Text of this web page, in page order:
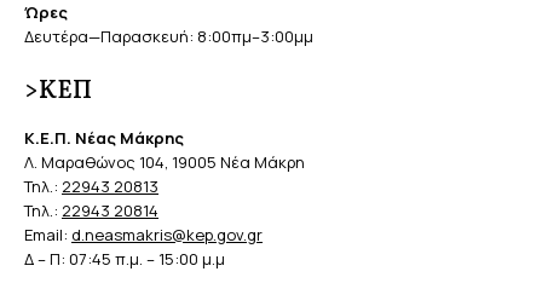
Ώρες
Δευτέρα—Παρασκευή: 8:00πμ–3:00μμ
>ΚΕΠ
Κ.Ε.Π. Νέας Μάκρης
Λ. Μαραθώνος 104, 19005 Νέα Μάκρη
Τηλ.: 22943 20813
Τηλ.: 22943 20814
Email: d.neasmakris@kep.gov.gr
Δ – Π: 07:45 π.μ. – 15:00 μ.μ